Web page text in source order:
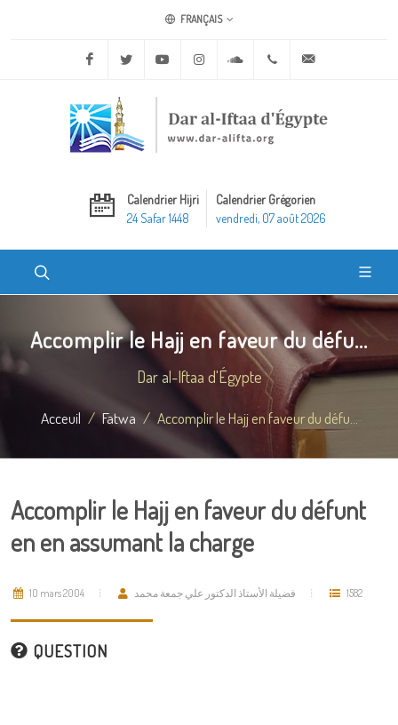
FRANÇAIS
Facebook Twitter Youtube Instagram Soundcloud+20 2 25970400
Calendrier Hijri
24 Safar 1448
Calendrier Grégorien
vendredi, 07 août 2026
Accomplir le Hajj en faveur du défu...
Dar al-Iftaa d'Égypte
Acceuil Fatwa Accomplir le Hajj en faveur du défu...
Accomplir le Hajj en faveur du défunt
en en assumant la charge
10 mars 2004 فضيلة الأستاذ الدكتور علي جمعة محمد 1582
QUESTION